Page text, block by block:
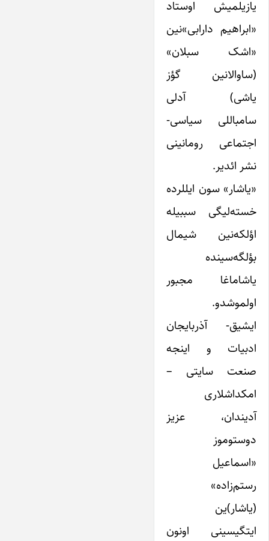
یازیلمیش اوستاد
«ابراهیم دارابی»نین
«اشک سبلان»
(ساوالانین گؤز
یاشی) آدلی
سامباللی سیاسی-
اجتماعی رومانینی
نشر ائدیر.
«یاشار» سون ایللرده
خسته‌لیگی سببیله
اؤلکه‌نین شیمال
بؤلگه‌سینده
یاشاماغا مجبور
اولموشدو.
ایشیق- آذربایجان
ادبیات و اینجه
صنعت سایتی –
امکداشلاری
آدیندان، عزیز
دوستوموز
«اسماعیل
رستم‌زاده»
(یاشار)ین
ایتگیسینی اونون